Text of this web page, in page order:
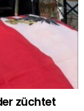
züchtet